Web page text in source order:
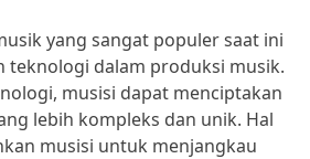
yang sangat populer saat ini
teknologi dalam produksi musik.
musisi dapat menciptakan
lebih kompleks dan unik. Hal
musisi untuk menjangkau